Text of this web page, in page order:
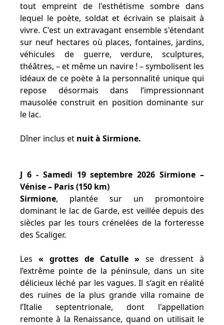
tout empreint de l'esthétisme sombre dans
lequel le poète, soldat et écrivain se plaisait à
vivre. C'est un extravagant ensemble s'étendant
sur neuf hectares où places, fontaines, jardins,
véhicules de guerre, verdure, sculptures,
théâtres, – et même un navire ! – symbolisent les
idéaux de ce poète à la personnalité unique qui
repose désormais dans l’impressionnant
mausolée construit en position dominante sur
le lac.
Dîner inclus et nuit à Sirmione.
J 6 - Samedi 19 septembre 2026 Sirmione –
Vénise – Paris (150 km)
Sirmione, plantée sur un promontoire
dominant le lac de Garde, est veillée depuis des
siècles par les tours crénelées de la forteresse
des Scaliger.
Les « grottes de Catulle » se dressent à
l’extrême pointe de la péninsule, dans un site
délicieux léché par les vagues. Il s’agit en réalité
des ruines de la plus grande villa romaine de
l’Italie septentrionale, dont l'appellation
remonte à la Renaissance, quand on utilisait le